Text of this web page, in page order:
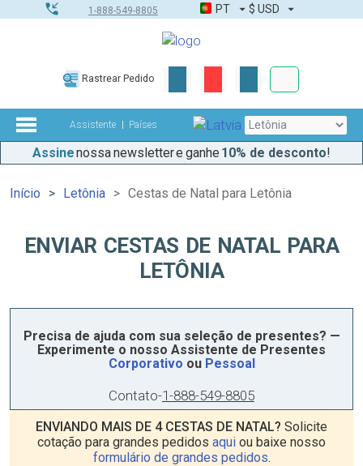
1-888-549-8805 PT $ USD
Rastrear Pedido
Assistente Países
Assinenossa newsletter e ganhe 10% de desconto!
Início Letônia Cestas de Natal para Letônia
ENVIAR CESTAS DE NATAL PARA
LETÔNIA
Precisa de ajuda com sua seleção de presentes? —
Experimente o nosso Assistente de Presentes
Corporativo ou Pessoal
Contato-1-888-549-8805
ENVIANDO MAIS DE 4 CESTAS DE NATAL? Solicite
cotação para grandes pedidos aqui ou baixe nosso
formulário de grandes pedidos.